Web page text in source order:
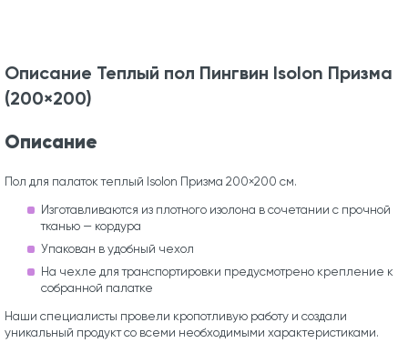
Описание Теплый пол Пингвин Isolon Призма
(200×200)
Описание
Пол для палаток теплый Isolon Призма 200×200 см.
Изготавливаются из плотного изолона в сочетании с прочной
тканью — кордура
Упакован в удобный чехол
На чехле для транспортировки предусмотрено крепление к
собранной палатке
Наши специалисты провели кропотливую работу и создали
уникальный продукт со всеми необходимыми характеристиками.